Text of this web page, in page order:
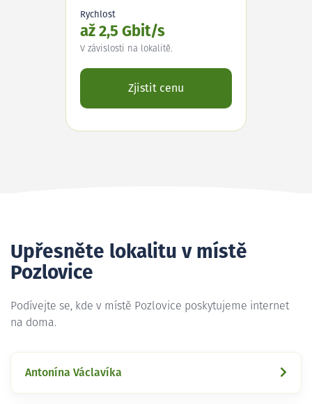
Rychlost
až 2,5 Gbit/s
V závislosti na lokalitě.
Zjistit cenu
Upřesněte lokalitu v místě
Pozlovice
Podívejte se, kde v místě Pozlovice poskytujeme internet
na doma.
Antonína Václavíka